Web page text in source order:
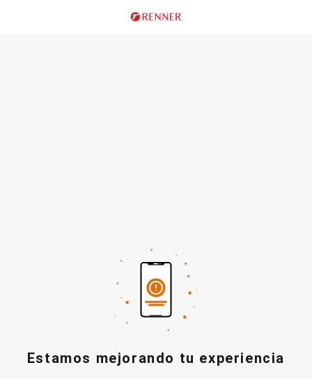
Estamos mejorando tu experiencia